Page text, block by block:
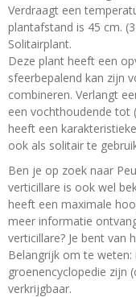
Verdraagt een
plantafstand is 45 cm.
Solitairplant.
Deze plant heeft een
sfeerbepalend kan zijn
combineren. Verlangt
een vochthoudende tot
heeft een
ook als solitair te
Ben je op zoek naar
verticillare is ook wel
heeft een maximale
meer informatie
verticillare? Je bent van
Belangrijk om te weten:
groenencyclopedie zijn
verkrijgbaar.